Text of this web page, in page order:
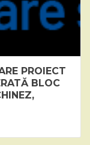
PROIECT
BLOC